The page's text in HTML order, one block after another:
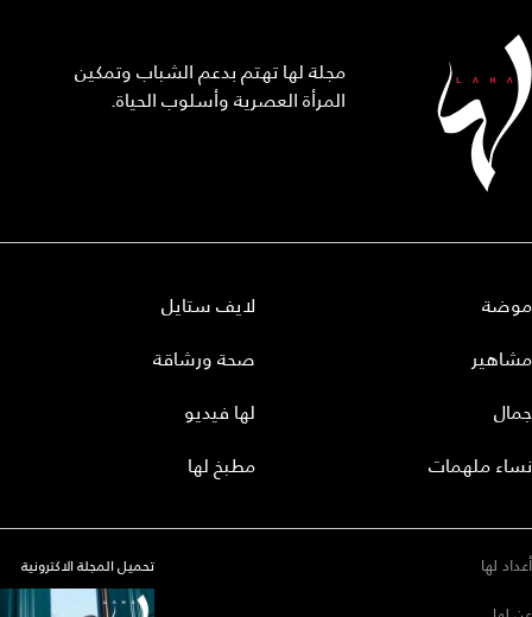
مجلة لها تهتم بدعم الشباب وتمكين
المرأة العصرية وأسلوب الحياة.
موضة
مشاهير
جمال
نساء ملهمات
لايف ستايل
صحة ورشاقة
لها فيديو
مطبخ لها
أعداد لها
تحميل المجلة الاكترونية